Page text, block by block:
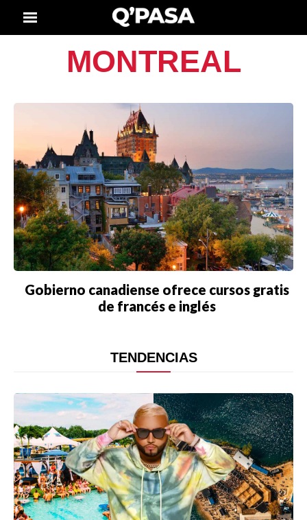
MONTREAL
Gobierno canadiense ofrece cursos gratis
de francés e inglés
TENDENCIAS